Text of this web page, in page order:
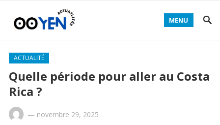
MENU
ACTUALITÉ
Quelle période pour aller au Costa
Rica ?
— novembre 29, 2025